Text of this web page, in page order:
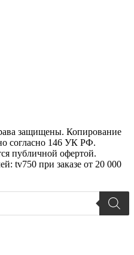
защищены. Копирование
согласно 146 УК РФ.
публичной офертой.
tv750 при заказе от 20 000